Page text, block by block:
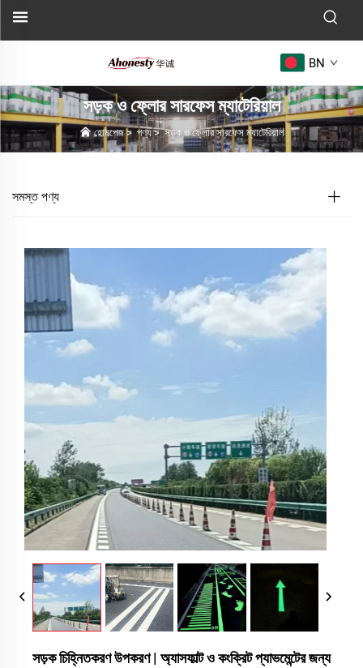
BN
সড়ক ও ফ্লোর সারফেস ম্যাটেরিয়াল
হোমপেজ>পণ্য>সড়ক ও ফ্লোর সারফেস ম্যাটেরিয়াল
সমস্ত পণ্য
সড়ক চিহ্নিতকরণ উপকরণ | অ্যাসফাল্ট ও কংক্রিট প্যাভমেন্টের জন্য